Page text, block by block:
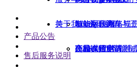
Xcompass网络损
HunterATE智能
智能网联汽车与
（TSN）测试
电信运营商
高校实验室与测
持
产品试用申请
关于我们 关于我们
公司介绍
产品公告
售后服务说明